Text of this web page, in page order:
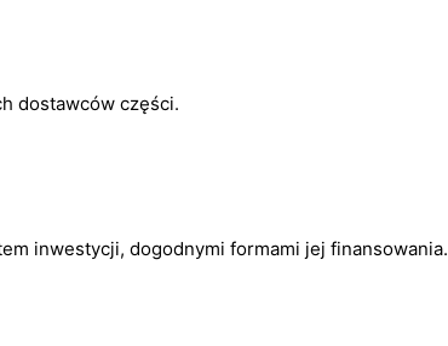
dostawców części.
inwestycji, dogodnymi formami jej finansowania.